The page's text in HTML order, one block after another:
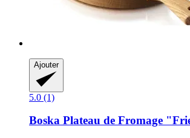
Ajouter
5.0 (1)
Boska Plateau de Fromage